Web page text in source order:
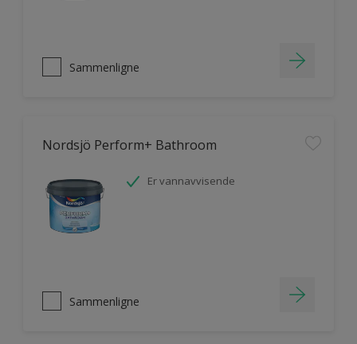
Sammenligne
Nordsjö Perform+ Bathroom
Er vannavvisende
Sammenligne